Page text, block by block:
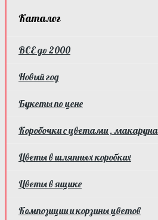
Каталог
ВСЕ до 2000
Новый год
Букеты по цене
Коробочки с цветами ,
Цветы в шляпных коробках
Цветы в ящике
Композиции и корзины цветов